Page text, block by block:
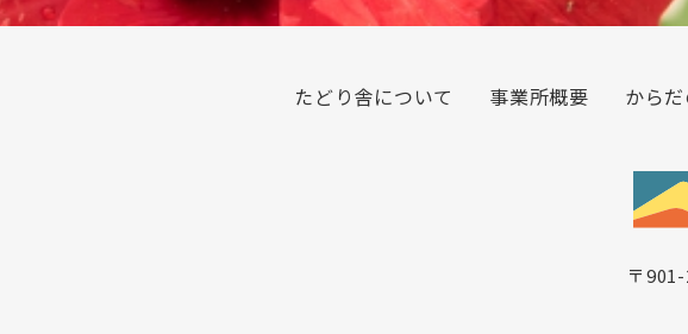
たどり舎について 事業所概要 から
〒